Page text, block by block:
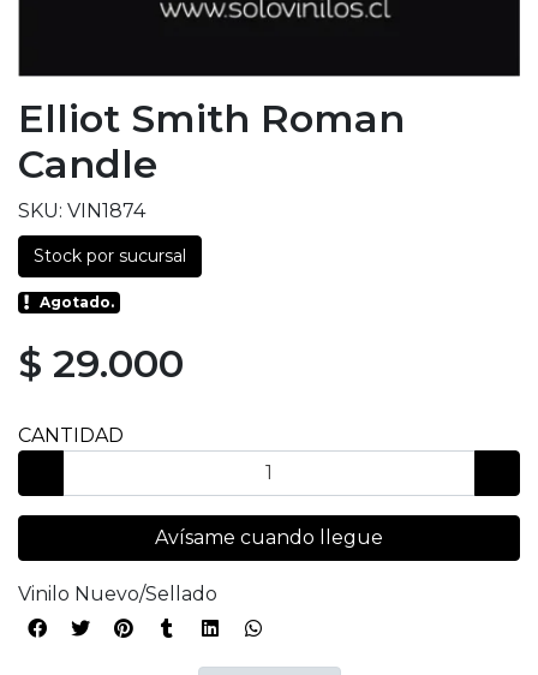
Elliot Smith Roman
Candle
SKU: VIN1874
Stock por sucursal
Agotado.
$ 29.000
CANTIDAD
Avísame cuando llegue
Vinilo Nuevo/Sellado